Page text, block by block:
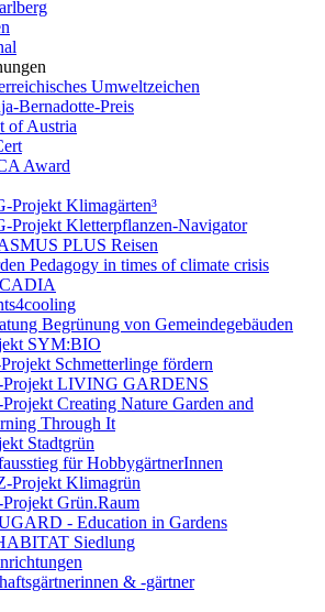
Umweltzeichen
Bernadotte-Preis
of Austria
Award
Projekt Klimagärten³
Projekt Kletterpflanzen-Navigator
PLUS Reisen
Pedagogy in times of climate crisis
Begrünung von Gemeindegebäuden
SYM:BIO
Schmetterlinge fördern
LIVING GARDENS
Creating Nature Garden and
Through It
Stadtgrün
für HobbygärtnerInnen
Projekt Klimagrün
Grün.Raum
- Education in Gardens
Siedlung
& -gärtner